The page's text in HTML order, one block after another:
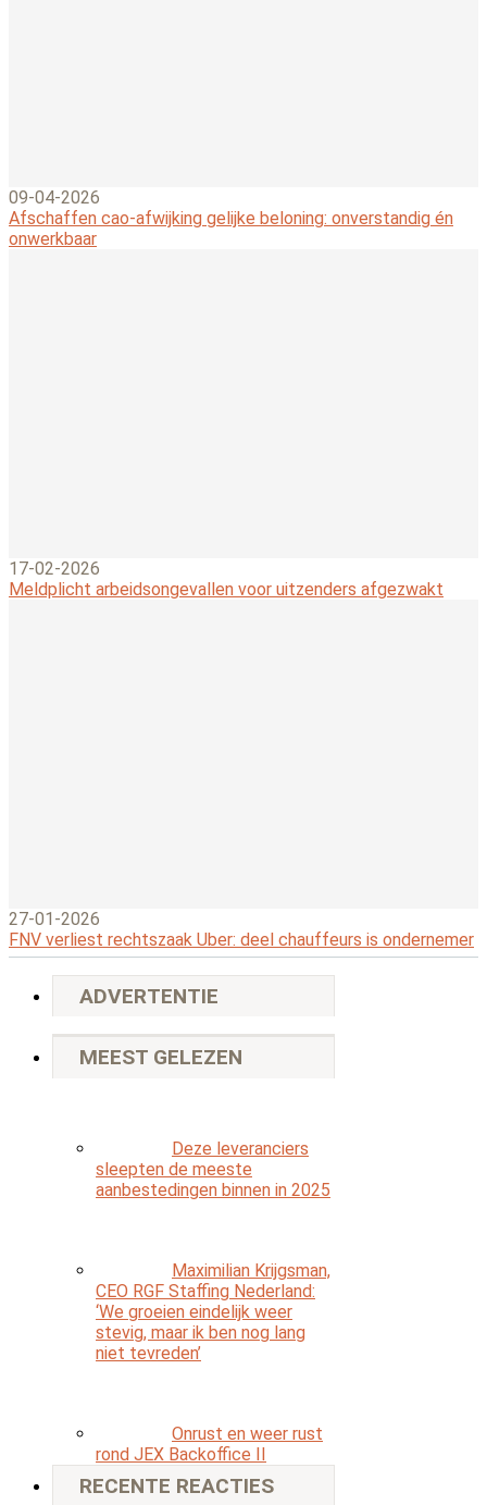
09-04-2026
Afschaffen cao-afwijking gelijke beloning: onverstandig én
onwerkbaar
17-02-2026
Meldplicht arbeidsongevallen voor uitzenders afgezwakt
27-01-2026
FNV verliest rechtszaak Uber: deel chauffeurs is ondernemer
ADVERTENTIE
MEEST GELEZEN
Deze leveranciers
sleepten de meeste
aanbestedingen binnen in 2025
Maximilian Krijgsman,
CEO RGF Staffing Nederland:
‘We groeien eindelijk weer
stevig, maar ik ben nog lang
niet tevreden’
Onrust en weer rust
rond JEX Backoffice II
RECENTE REACTIES